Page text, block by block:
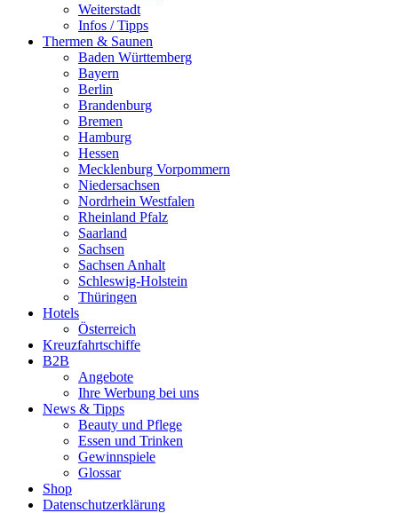
Weiterstadt
Infos / Tipps
Thermen & Saunen
Baden Württemberg
Bayern
Berlin
Brandenburg
Bremen
Hamburg
Hessen
Mecklenburg Vorpommern
Niedersachsen
Nordrhein Westfalen
Rheinland Pfalz
Saarland
Sachsen
Sachsen Anhalt
Schleswig-Holstein
Thüringen
Hotels
Österreich
Kreuzfahrtschiffe
B2B
Angebote
Ihre Werbung bei uns
News & Tipps
Beauty und Pflege
Essen und Trinken
Gewinnspiele
Glossar
Shop
Datenschutzerklärung